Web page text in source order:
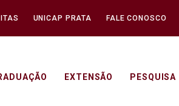
UNICAP PRATA FALE CONOSCO
EXTENSÃO PESQUISA